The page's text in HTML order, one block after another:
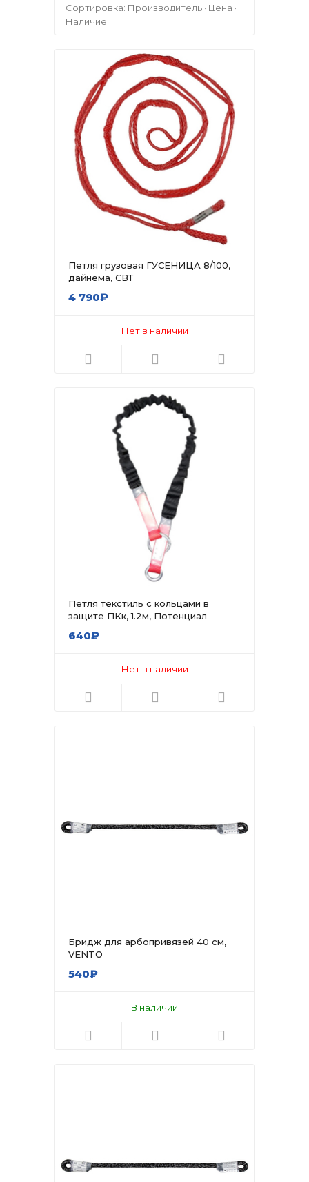
Сортировка: Производитель · Цена ·
Наличие
Петля грузовая ГУСЕНИЦА 8/100,
дайнема, СВТ
4 790₽
Нет в наличии
Петля текстиль с кольцами в
защите ПКк, 1.2м, Потенциал
640₽
Нет в наличии
Бридж для арбопривязей 40 см,
VENTO
540₽
В наличии